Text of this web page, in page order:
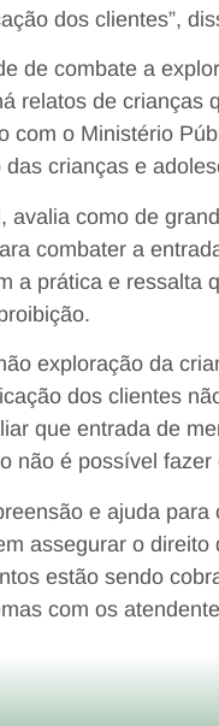
dos clientes”,
de combate a
relatos de crianças
com o Ministério
crianças e
como de
combater a
a prática e ressalta
exploração da
dos clientes
que entrada de
não é possível fazer
e ajuda
assegurar o
estão sendo
com os